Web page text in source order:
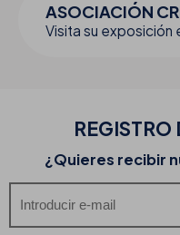
ASOCIACIÓN
Visita su exposición
REGISTRO
¿Quieres recibir